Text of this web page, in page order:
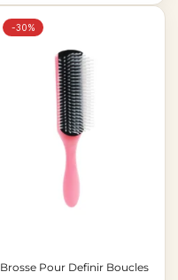
Brosse Pour Definir Boucles
-30%